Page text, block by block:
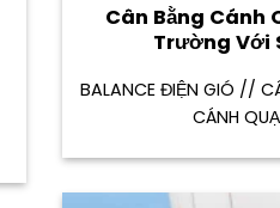
Cân Bằng Cánh
Trường Với
BALANCE ĐIỆN GIÓ //
CÁNH